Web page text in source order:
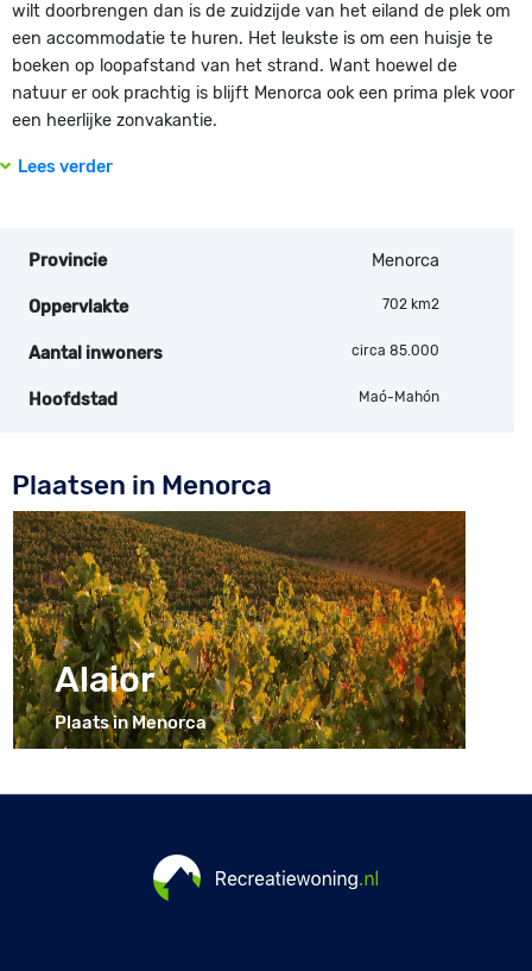
wilt doorbrengen dan is de zuidzijde van het eiland de plek om
een accommodatie te huren. Het leukste is om een huisje te
boeken op loopafstand van het strand. Want hoewel de
natuur er ook prachtig is blijft Menorca ook een prima plek voor
een heerlijke zonvakantie.
Lees verder
Provincie Menorca
Oppervlakte 702 km2
Aantal inwoners circa 85.000
Hoofdstad Maó-Mahón
Plaatsen in Menorca
Alaior
Plaats in Menorca